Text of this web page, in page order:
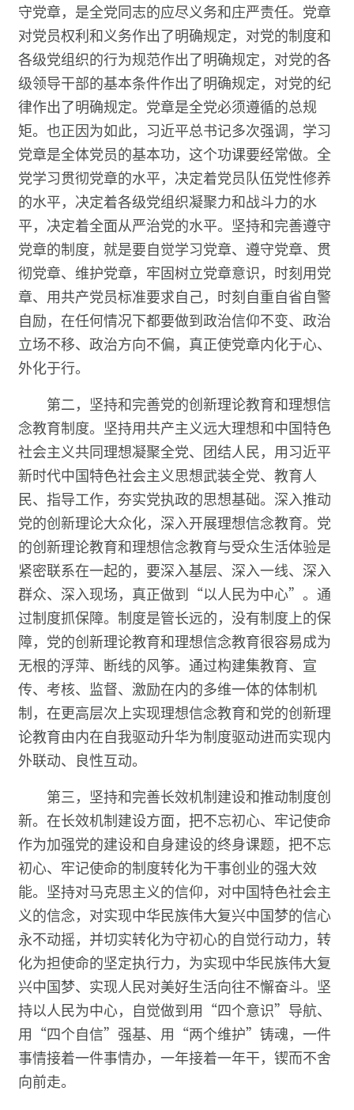
守党章，是全党同志的应尽义务和庄严责任。党章
对党员权利和义务作出了明确规定，对党的制度和
各级党组织的行为规范作出了明确规定，对党的各
级领导干部的基本条件作出了明确规定，对党的纪
律作出了明确规定。党章是全党必须遵循的总规
矩。也正因为如此，习近平总书记多次强调，学习
党章是全体党员的基本功，这个功课要经常做。全
党学习贯彻党章的水平，决定着党员队伍党性修养
的水平，决定着各级党组织凝聚力和战斗力的水
平，决定着全面从严治党的水平。坚持和完善遵守
党章的制度，就是要自觉学习党章、遵守党章、贯
彻党章、维护党章，牢固树立党章意识，时刻用党
章、用共产党员标准要求自己，时刻自重自省自警
自励，在任何情况下都要做到政治信仰不变、政治
立场不移、政治方向不偏，真正使党章内化于心、
外化于行。
第二，坚持和完善党的创新理论教育和理想信
念教育制度。坚持用共产主义远大理想和中国特色
社会主义共同理想凝聚全党、团结人民，用习近平
新时代中国特色社会主义思想武装全党、教育人
民、指导工作，夯实党执政的思想基础。深入推动
党的创新理论大众化，深入开展理想信念教育。党
的创新理论教育和理想信念教育与受众生活体验是
紧密联系在一起的，要深入基层、深入一线、深入
群众、深入现场，真正做到“以人民为中心”。通
过制度抓保障。制度是管长远的，没有制度上的保
障，党的创新理论教育和理想信念教育很容易成为
无根的浮萍、断线的风筝。通过构建集教育、宣
传、考核、监督、激励在内的多维一体的体制机
制，在更高层次上实现理想信念教育和党的创新理
论教育由内在自我驱动升华为制度驱动进而实现内
外联动、良性互动。
第三，坚持和完善长效机制建设和推动制度创
新。在长效机制建设方面，把不忘初心、牢记使命
作为加强党的建设和自身建设的终身课题，把不忘
初心、牢记使命的制度转化为干事创业的强大效
能。坚持对马克思主义的信仰，对中国特色社会主
义的信念，对实现中华民族伟大复兴中国梦的信心
永不动摇，并切实转化为守初心的自觉行动力，转
化为担使命的坚定执行力，为实现中华民族伟大复
兴中国梦、实现人民对美好生活向往不懈奋斗。坚
持以人民为中心，自觉做到用“四个意识”导航、
用“四个自信”强基、用“两个维护”铸魂，一件
事情接着一件事情办，一年接着一年干，锲而不舍
向前走。